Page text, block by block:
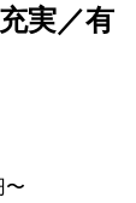
実／有
〜